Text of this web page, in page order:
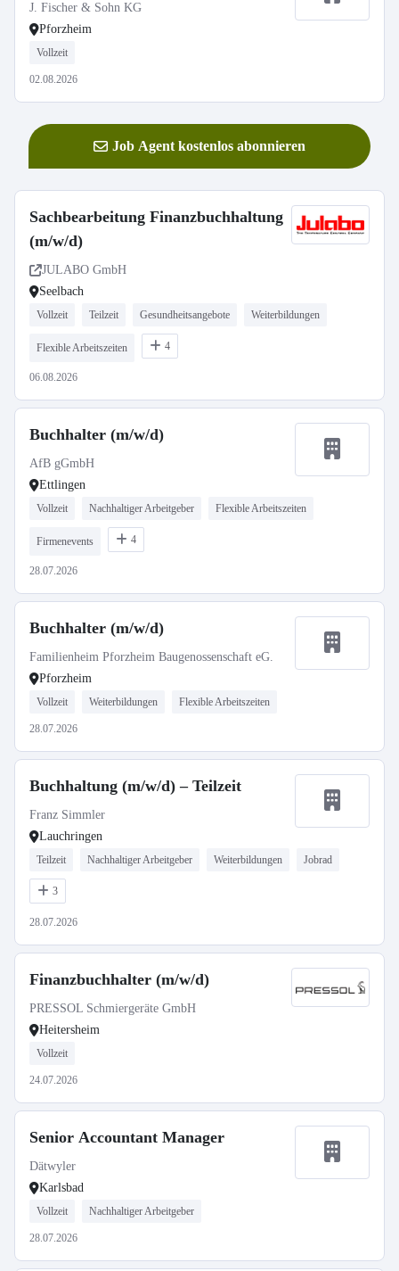
J. Fischer & Sohn KG
Pforzheim
Vollzeit
02.08.2026
Job Agent kostenlos abonnieren
Sachbearbeitung Finanzbuchhaltung
(m/w/d)
JULABO GmbH
Seelbach
Vollzeit Teilzeit Gesundheitsangebote Weiterbildungen
Flexible Arbeitszeiten 4
06.08.2026
Buchhalter (m/w/d)
AfB gGmbH
Ettlingen
Vollzeit Nachhaltiger Arbeitgeber Flexible Arbeitszeiten
Firmenevents 4
28.07.2026
Buchhalter (m/w/d)
Familienheim Pforzheim Baugenossenschaft eG.
Pforzheim
Vollzeit Weiterbildungen Flexible Arbeitszeiten
28.07.2026
Buchhaltung (m/w/d) – Teilzeit
Franz Simmler
Lauchringen
Teilzeit Nachhaltiger Arbeitgeber Weiterbildungen Jobrad
3
28.07.2026
Finanzbuchhalter (m/w/d)
PRESSOL Schmiergeräte GmbH
Heitersheim
Vollzeit
24.07.2026
Senior Accountant Manager
Dätwyler
Karlsbad
Vollzeit Nachhaltiger Arbeitgeber
28.07.2026